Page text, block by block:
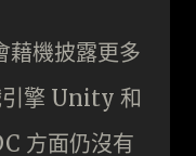
機披露更多
引擎 Unity 和
方面仍沒有